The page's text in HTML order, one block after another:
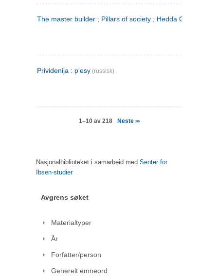
The master builder ; Pillars of society ; Hedda Gabler
Prividenija : p'esy (russisk)
1–10 av 218 Neste >>
Nasjonalbiblioteket i samarbeid med Senter for
Ibsen-studier
Avgrens søket
Materialtyper
År
Forfatter/person
Generelt emneord